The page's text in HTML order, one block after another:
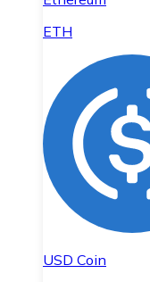
ETH
USD Coin